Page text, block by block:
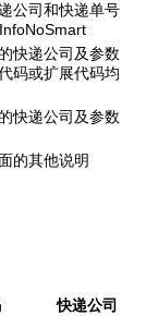
公司和快递单号
快递公司及参数
码或扩展代码均
快递公司及参数
的其他说明
快递公司